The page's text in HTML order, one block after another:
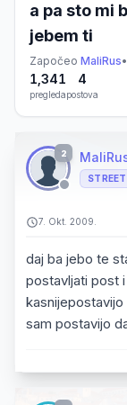
a pa sto mi
jebem ti
Započeo MaliRus•
1,341
pregleda
4
postova
2
7. Okt. 2009.
daj ba jebo te
postavljati post
sam postavijo